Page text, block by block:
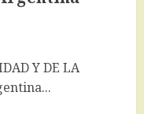
Y DE LA